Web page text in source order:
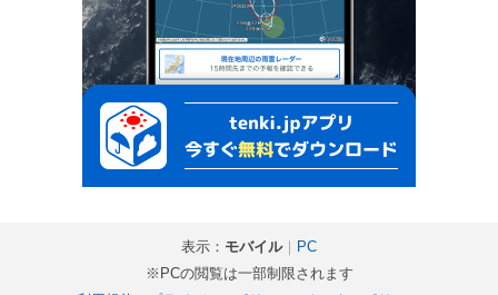
表示： モバイル｜
PC
※PCの閲覧は一部制限されます